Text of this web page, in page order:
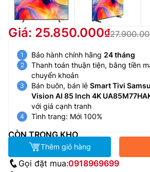
Giá: 25.850.000
Bảo hành chính hãng 24 tháng
Thanh toán thuận tiện, bằng tiền
chuyển khoản
Bán buôn, bán lẻ Smart Tivi
Vision AI 85 Inch 4K
với giá cạnh tranh
Tình trang: Mới 100%
CÒN TRONG KHO
Thêm giỏ hàng
Gọi đặt mua:0918969699